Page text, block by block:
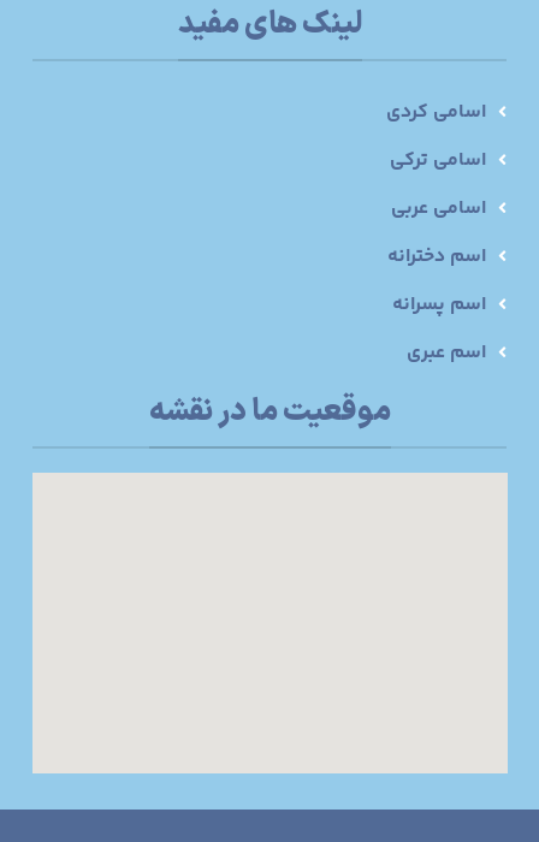
لینک های مفید
اسامی کردی
اسامی ترکی
اسامی عربی
اسم دخترانه
اسم پسرانه
اسم عبری
موقعیت ما در نقشه